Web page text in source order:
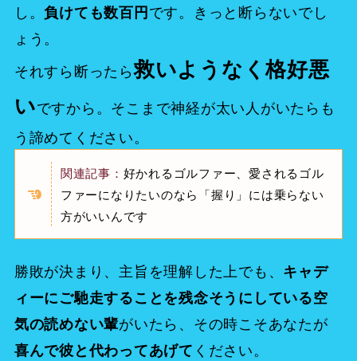
し。負けても数百円です。きっと断らないでし
ょう。
それすら断ったら救いようなく格好悪
いですから。そこまで神経が太い人がいたらも
う諦めてください。
関連記事： 好かれるゴルファー、愛されるゴル
ファーになりたいのなら「握り」には乗らない
方がいいんです
勝敗が決まり、主旨を理解した上でも、 キャデ
ィーにご馳走することを残念そうにしている空
気の読めない輩がいたら、その時こそあなたが
喜んで彼と代わってあげて ください。